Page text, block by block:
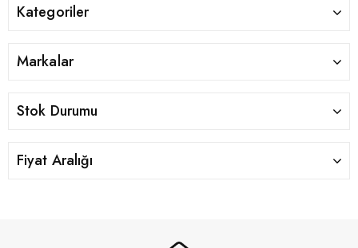
Kategoriler
Markalar
Stok Durumu
Fiyat Aralığı